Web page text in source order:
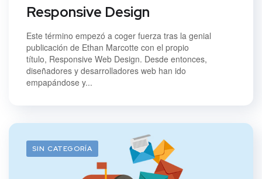
Responsive Design
Este término empezó a coger fuerza tras la genial
publicación de Ethan Marcotte con el propio
título, Responsive Web Design. Desde entonces,
diseñadores y desarrolladores web han ido
empapándose y...
SIN CATEGORÍA